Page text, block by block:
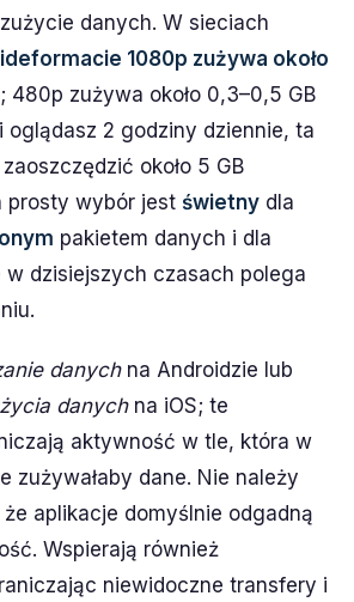
danych. W sieciach
1080p zużywa około
; 480p zużywa około 0,3–0,5 GB
oglądasz 2 godziny dziennie, ta
około 5 GB
prosty wybór jest świetny dla
pakietem danych i dla
w dzisiejszych czasach polega
danychna Androidzie lub
danychna iOS; te
aktywność w tle, która w
zużywałaby dane. Nie należy
aplikacje domyślnie odgadną
Wspierają również
niewidoczne transfery i